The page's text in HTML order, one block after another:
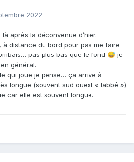
2022
après la déconvenue d’hier.
à distance du bord pour pas me faire
pas plus bas que le fond 😅 je
général.
qui joue je pense… ça arrive à
longue (souvent sud ouest « labbé »)
car elle est souvent longue.